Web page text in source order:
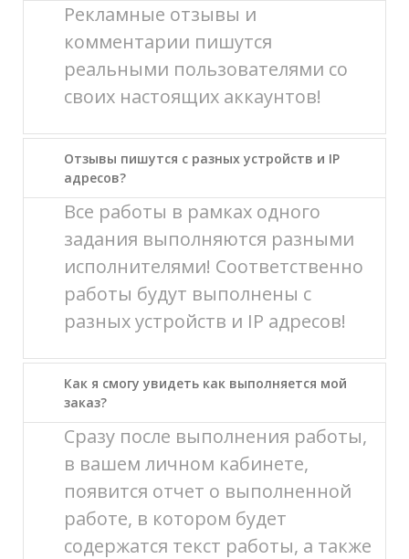
Рекламные отзывы и
комментарии пишутся
реальными пользователями со
своих настоящих аккаунтов!
Отзывы пишутся с разных устройств и IP
адресов?
Все работы в рамках одного
задания выполняются разными
исполнителями! Соответственно
работы будут выполнены с
разных устройств и IP адресов!
Как я смогу увидеть как выполняется мой
заказ?
Сразу после выполнения работы,
в вашем личном кабинете,
появится отчет о выполненной
работе, в котором будет
содержатся текст работы, а также